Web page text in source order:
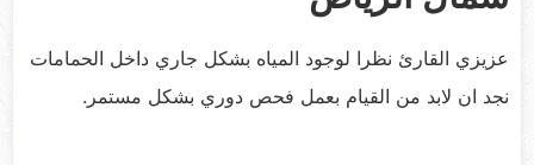
عزيزي القارئ نظرا لوجود المياه بشكل جاري داخل الحمامات
نجد ان لابد من القيام بعمل فحص دوري بشكل مستمر.